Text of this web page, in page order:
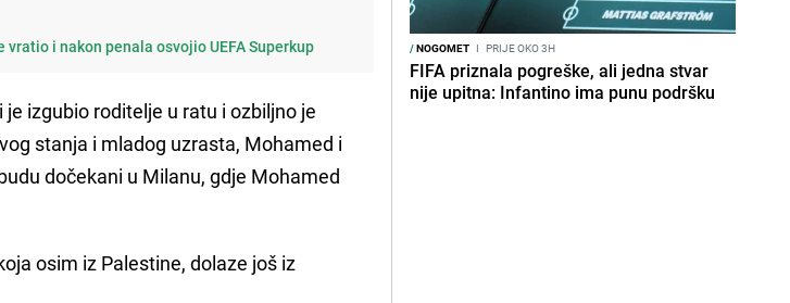
vratio i nakon penala osvojio UEFA Superkup
je izgubio roditelje u ratu i ozbiljno je
stanja i mladog uzrasta, Mohamed i
dočekani u Milanu, gdje Mohamed
osim iz Palestine, dolaze još iz
/NOGOMET I PRIJE OKO 3H
FIFA priznala pogreške, ali jedna stvar
nije upitna: Infantino ima punu podršku